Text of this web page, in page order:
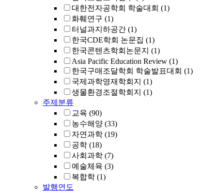
대한전자공학회 학술대회 (1)
화훼연구 (1)
터널과지하공간 (1)
한국CDE학회 논문집 (1)
한국콘텐츠학회논문지 (1)
Asia Pacific Education Review (1)
한국구매조달학회 학술발표대회 (1)
국제과학영재학회지 (1)
생물환경조절학회지 (1)
주제분류
교육 (90)
농수해양 (33)
자연과학 (19)
공학 (18)
사회과학 (7)
예술체육 (3)
복합학 (1)
발행연도